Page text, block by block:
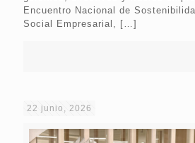
Encuentro Nacional de
Social Empresarial,
[…]
22 junio, 2026